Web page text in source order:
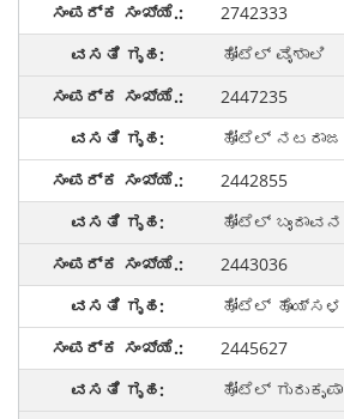
2742333
ಹೋಟೆಲ್ ವೈಶಾಲಿ
2447235
ಹೋಟೆಲ್ ನಟರಾಜ
2442855
ಹೋಟೆಲ್ ಬೃಂದಾವನ
2443036
ಹೋಟೆಲ್ ಹೊಯ್ಸಳ
2445627
ಹೋಟೆಲ್ ಗುರುಕೃಪಾ